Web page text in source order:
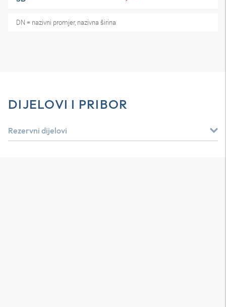
DN = nazivni promjer, nazivna širina
DIJELOVI I PRIBOR
Rezervni dijelovi